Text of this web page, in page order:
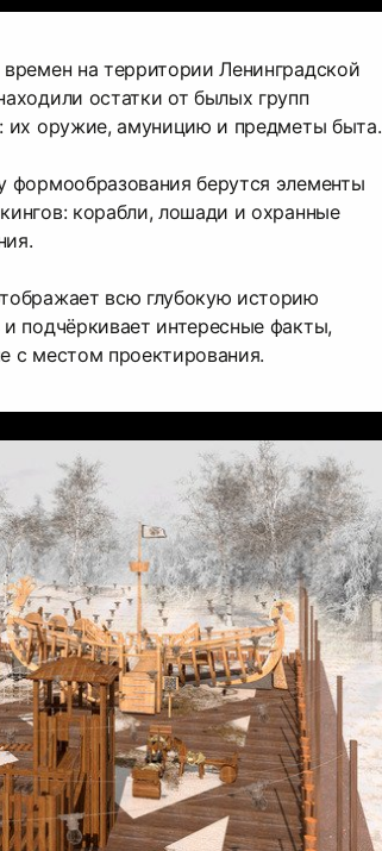
на территории Ленинградской
остатки от былых групп
их оружие, амуницию и предметы быта.
формообразования берутся элементы
корабли, лошади и охранные
всю глубокую историю
и подчёркивает интересные факты,
с местом проектирования.